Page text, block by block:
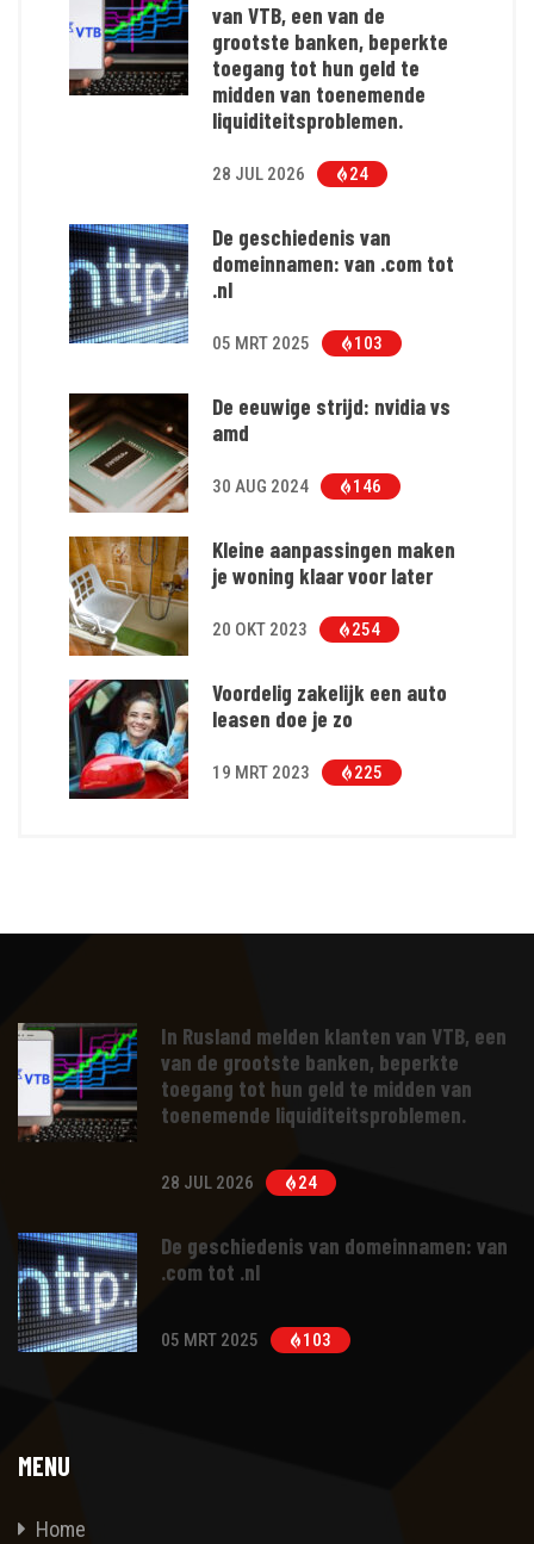
van VTB, een van de
grootste banken, beperkte
toegang tot hun geld te
midden van toenemende
liquiditeitsproblemen.
28 JUL 2026 24
De geschiedenis van
domeinnamen: van .com tot
.nl
05 MRT 2025 103
De eeuwige strijd: nvidia vs
amd
30 AUG 2024 146
Kleine aanpassingen maken
je woning klaar voor later
20 OKT 2023 254
Voordelig zakelijk een auto
leasen doe je zo
19 MRT 2023 225
In Rusland melden klanten van VTB, een
van de grootste banken, beperkte
toegang tot hun geld te midden van
toenemende liquiditeitsproblemen.
28 JUL 2026 24
De geschiedenis van domeinnamen: van
.com tot .nl
05 MRT 2025 103
MENU
Home